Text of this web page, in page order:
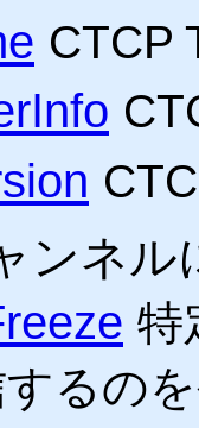
CTCP
ンネル
特
るの